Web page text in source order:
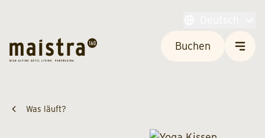
Buchen
Was läuft?